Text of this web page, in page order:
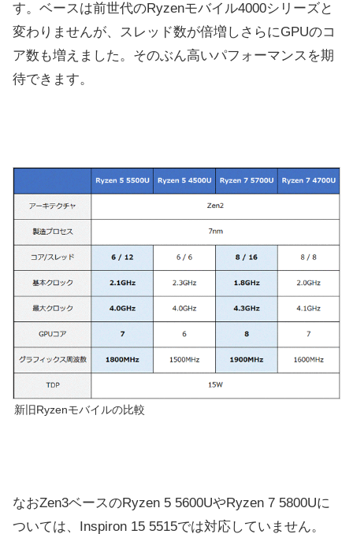
す。ベースは前世代のRyzenモバイル4000シリーズと
変わりませんが、スレッド数が倍増しさらにGPUのコ
ア数も増えました。そのぶん高いパフォーマンスを期
待できます。
新旧Ryzenモバイルの比較
なおZen3ベースのRyzen 5 5600UやRyzen 7 5800Uに
ついては、Inspiron 15 5515では対応していません。